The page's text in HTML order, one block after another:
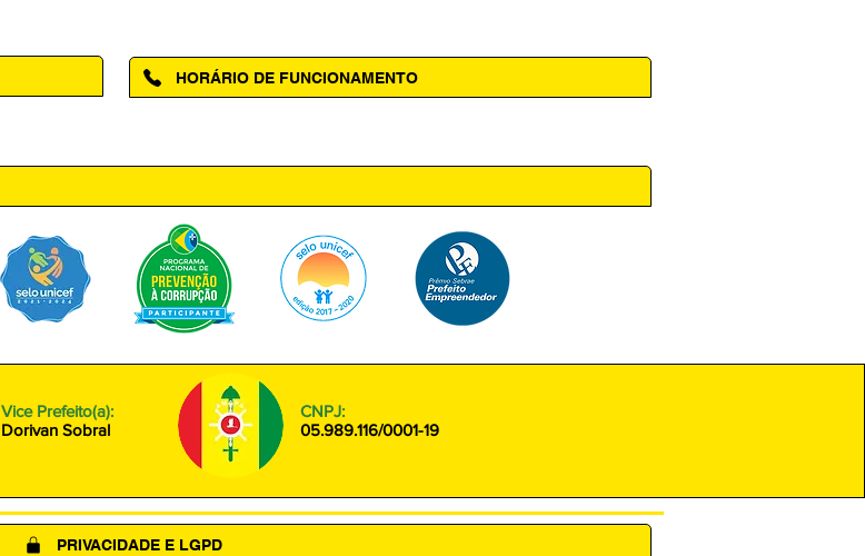
HORÁRIO DE FUNCIONAMENTO
Vice Prefeito(a):
Dorivan Sobral
CNPJ:
05.989.116/0001-19
PRIVACIDADE E LGPD